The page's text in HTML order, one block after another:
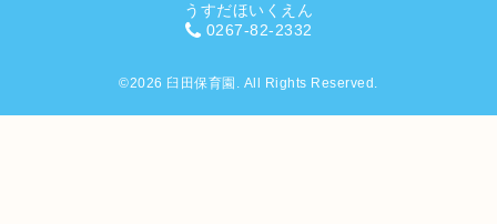
うすだほいくえん
0267-82-2332
©2026 臼田保育園 . All Rights Reserved.